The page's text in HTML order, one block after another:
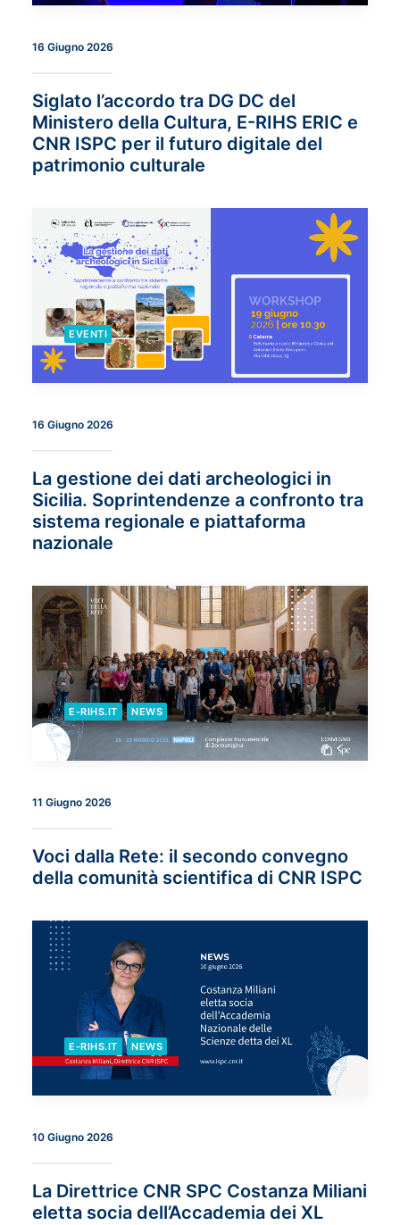
16 Giugno 2026
Siglato l’accordo tra DG DC del
Ministero della Cultura, E-RIHS ERIC e
CNR ISPC per il futuro digitale del
patrimonio culturale
EVENTI
16 Giugno 2026
La gestione dei dati archeologici in
Sicilia. Soprintendenze a confronto tra
sistema regionale e piattaforma
nazionale
E-RIHS.IT NEWS
11 Giugno 2026
Voci dalla Rete: il secondo convegno
della comunità scientifica di CNR ISPC
E-RIHS.IT NEWS
10 Giugno 2026
La Direttrice CNR SPC Costanza Miliani
eletta socia dell’Accademia dei XL